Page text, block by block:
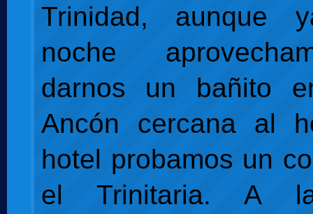
Trinidad, aunque
noche
darnos un bañito
Ancón cercana al
hotel probamos un
el Trinitaria. A